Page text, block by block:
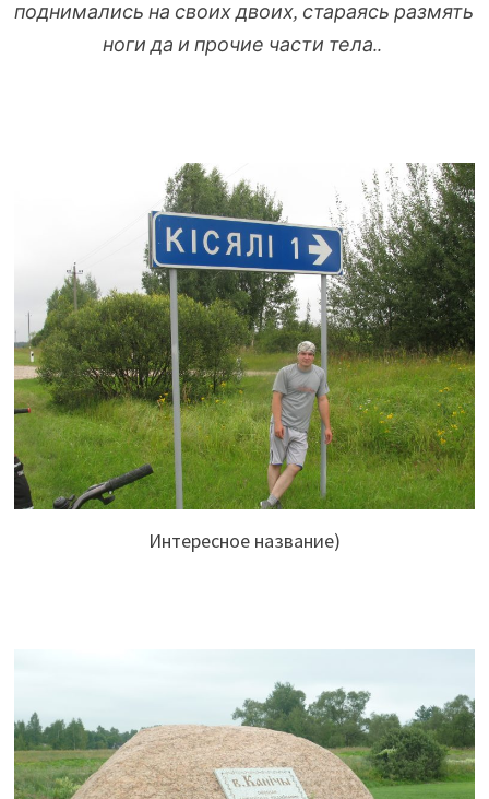
поднимались на своих двоих, стараясь размять
ноги да и прочие части тела..
Интересное название)